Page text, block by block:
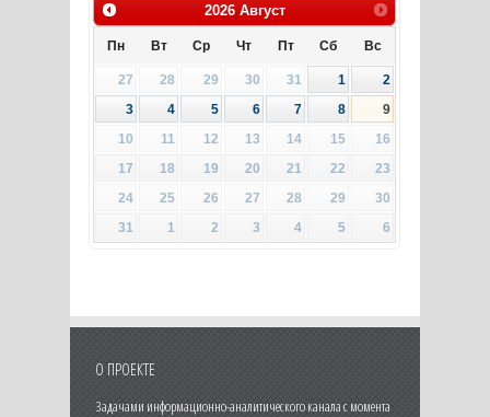
2026 Август
Пн Вт Ср Чт Пт Сб Вс
27 28 29 30 31 1
2
3
4 5 6 7 8
9
10
11 12 13 14 15
16
17
18 19 20 21 22
23
24
25 26 27 28 29
30
31
1 2 3 4 5 6
О ПРОЕКТЕ
Задачами информационно-аналитического канала с момента